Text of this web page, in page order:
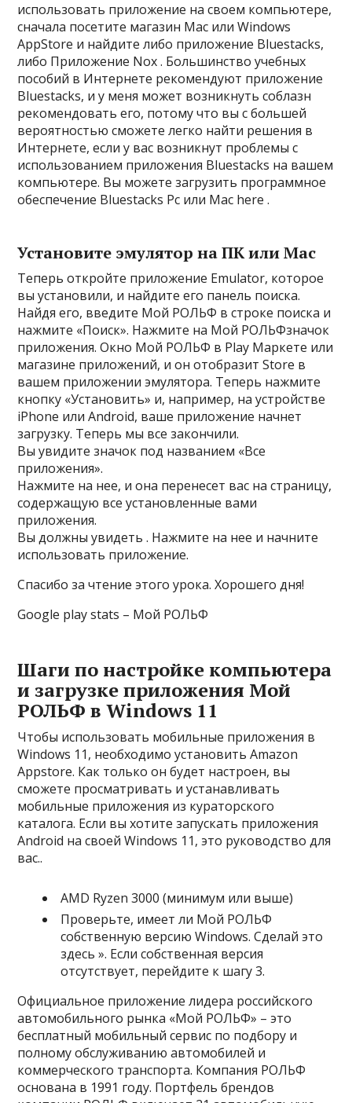
использовать приложение на своем компьютере,
сначала посетите магазин Mac или Windows
AppStore и найдите либо приложение Bluestacks,
либо Приложение Nox . Большинство учебных
пособий в Интернете рекомендуют приложение
Bluestacks, и у меня может возникнуть соблазн
рекомендовать его, потому что вы с большей
вероятностью сможете легко найти решения в
Интернете, если у вас возникнут проблемы с
использованием приложения Bluestacks на вашем
компьютере. Вы можете загрузить программное
обеспечение Bluestacks Pc или Mac here .
Установите эмулятор на ПК или Mac
Теперь откройте приложение Emulator, которое
вы установили, и найдите его панель поиска.
Найдя его, введите Мой РОЛЬФ в строке поиска и
нажмите «Поиск». Нажмите на Мой РОЛЬФзначок
приложения. Окно Мой РОЛЬФ в Play Маркете или
магазине приложений, и он отобразит Store в
вашем приложении эмулятора. Теперь нажмите
кнопку «Установить» и, например, на устройстве
iPhone или Android, ваше приложение начнет
загрузку. Теперь мы все закончили.
Вы увидите значок под названием «Все
приложения».
Нажмите на нее, и она перенесет вас на страницу,
содержащую все установленные вами
приложения.
Вы должны увидеть . Нажмите на нее и начните
использовать приложение.
Спасибо за чтение этого урока. Хорошего дня!
Google play stats – Мой РОЛЬФ
Шаги по настройке компьютера
и загрузке приложения Мой
РОЛЬФ в Windows 11
Чтобы использовать мобильные приложения в
Windows 11, необходимо установить Amazon
Appstore. Как только он будет настроен, вы
сможете просматривать и устанавливать
мобильные приложения из кураторского
каталога. Если вы хотите запускать приложения
Android на своей Windows 11, это руководство для
вас..
AMD Ryzen 3000 (минимум или выше)
Проверьте, имеет ли Мой РОЛЬФ
собственную версию Windows. Сделай это
здесь ». Если собственная версия
отсутствует, перейдите к шагу 3.
Официальное приложение лидера российского
автомобильного рынка «Мой РОЛЬФ» – это
бесплатный мобильный сервис по подбору и
полному обслуживанию автомобилей и
коммерческого транспорта. Компания РОЛЬФ
основана в 1991 году. Портфель брендов